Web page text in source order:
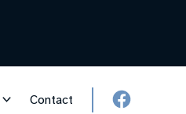
Contact facebook